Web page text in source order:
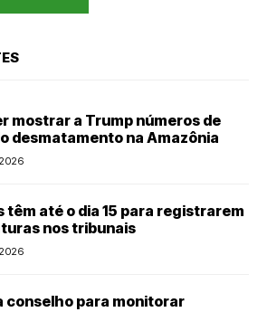
mostrar a Trump números de
desmatamento na Amazônia
têm até o dia 15 para registrarem
nos tribunais
conselho para monitorar